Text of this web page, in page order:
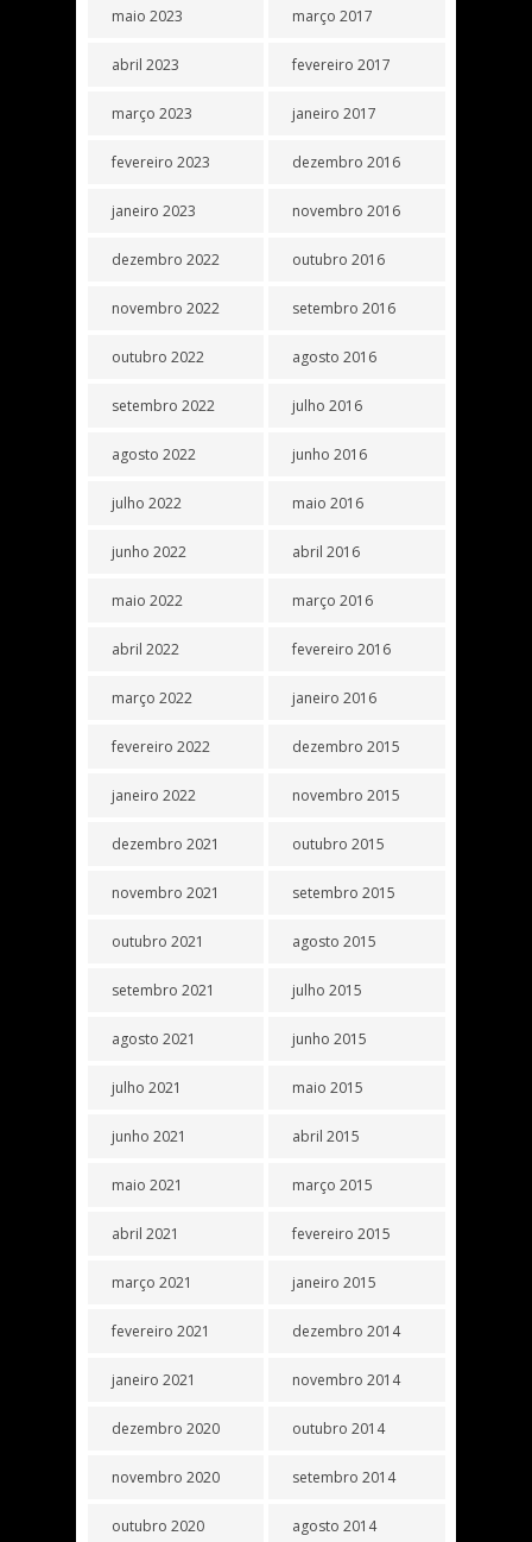
maio 2023
abril 2023
março 2023
fevereiro 2023
janeiro 2023
dezembro 2022
novembro 2022
outubro 2022
setembro 2022
agosto 2022
julho 2022
junho 2022
maio 2022
abril 2022
março 2022
fevereiro 2022
janeiro 2022
dezembro 2021
novembro 2021
outubro 2021
setembro 2021
agosto 2021
julho 2021
junho 2021
maio 2021
abril 2021
março 2021
fevereiro 2021
janeiro 2021
dezembro 2020
novembro 2020
outubro 2020
março 2017
fevereiro 2017
janeiro 2017
dezembro 2016
novembro 2016
outubro 2016
setembro 2016
agosto 2016
julho 2016
junho 2016
maio 2016
abril 2016
março 2016
fevereiro 2016
janeiro 2016
dezembro 2015
novembro 2015
outubro 2015
setembro 2015
agosto 2015
julho 2015
junho 2015
maio 2015
abril 2015
março 2015
fevereiro 2015
janeiro 2015
dezembro 2014
novembro 2014
outubro 2014
setembro 2014
agosto 2014